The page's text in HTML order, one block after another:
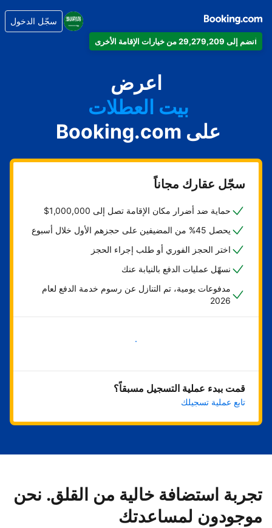
انضم إلى 29,279,209 من خيارات الإقامة الأخرى
سجّل الدخول
اعرض
شقتك
فندقك
بيت العطلات
شقتك الفندقية
منتجعك
على Booking.com
سجّل عقارك مجاناً
حماية ضد أضرار مكان الإقامة تصل إلى 1,000,000$
يحصل 45% من المضيفين على حجزهم الأول خلال أسبوع
اختر الحجز الفوري أو طلب إجراء الحجز
نسهّل عمليات الدفع بالنيابة عنك
مدفوعات يومية، تم التنازل عن رسوم خدمة الدفع لعام
2026
ابدأ الآن
قمت ببدء عملية التسجيل مسبقاً؟
تابع عملية تسجيلك
تجربة استضافة خالية من القلق. نحن
موجودون لمساعدتك